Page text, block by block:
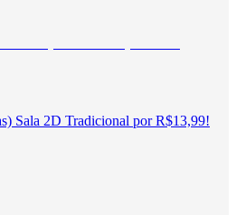
Sala 2D Tradicional por R$13,99!